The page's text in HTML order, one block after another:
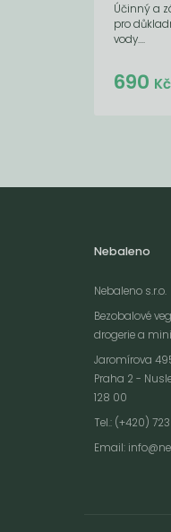
Účinný a
pro
vody....
690 Kč
Nebaleno
Nebaleno s.r.o.
Bezobalové
drogerie a
Jaromírova
Praha 2 -
128 00
Tel.: (+420) 723
Email:
Webové stránky používají
údajů o vašem chování